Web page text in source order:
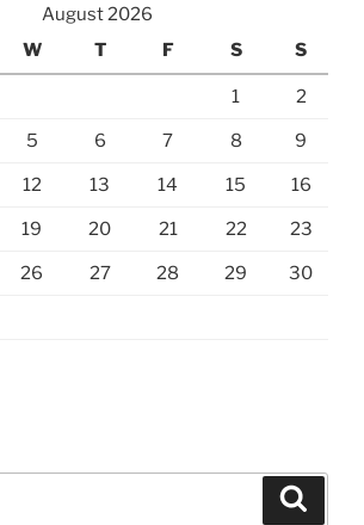
August 2026
W T F S S
1 2
5 6 7 8 9
12 13 14 15 16
19 20 21 22 23
26 27 28 29 30